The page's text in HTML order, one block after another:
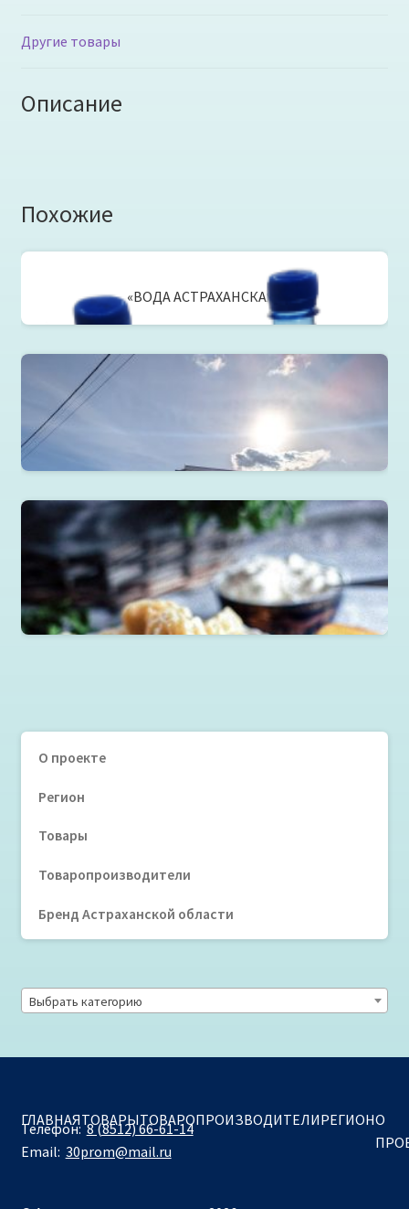
Другие товары
Описание
Похожие
«ВОДА АСТРАХАНСКАЯ»
Пельмени, вареники, манты, хинкали, хинкал в
ассортименте
Читать далее
О проекте
Регион
Товары
Товаропроизводители
Бренд Астраханской области
Выбрать категорию
ГЛАВНАЯТОВАРЫТОВАРОПРОИЗВОДИТЕЛИРЕГИОНО
Телефон:8 (8512) 66-61-14
Email: 30prom@mail.ru